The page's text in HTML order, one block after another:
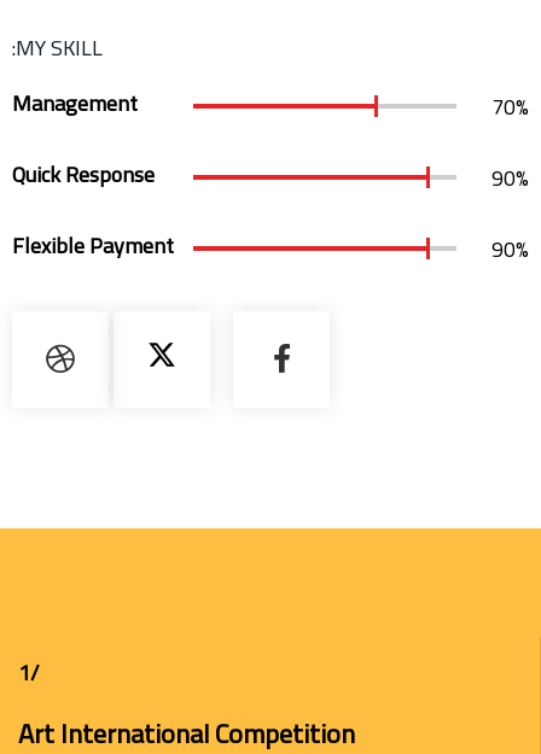
MY SKILL:
Management
70%
Quick Response
90%
Flexible Payment
90%
/1
Art International Competition